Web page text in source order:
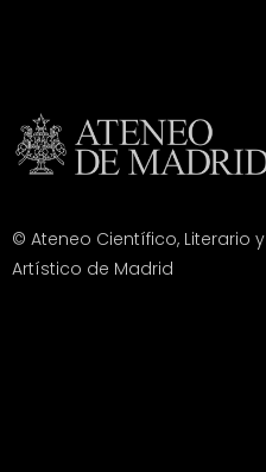
© Ateneo Científico, Literario y
Artístico de Madrid